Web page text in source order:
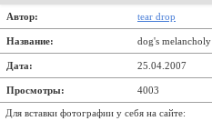
Автор: tear drop
Название: dog's melancholy
Дата: 25.04.2007
Просмотры: 4003
Для вставки фотографии у себя на сайте: